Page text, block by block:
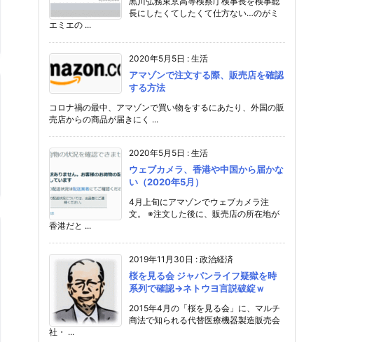
長にしたくてしたくて仕方ない…のがミ
エミエの ...
2020年5月5日 : 生活
アマゾンで注文する際、販売店を確認
する方法
コロナ禍の最中、アマゾンで買い物をするにあたり、外国の販
売店からの商品が届きにく ...
2020年5月5日 : 生活
ウェブカメラ、香港や中国から届かな
い（2020年5月）
4月上旬にアマゾンでウェブカメラ注
文。 ※注文した後に、販売店の所在地が
香港だと ...
2019年11月30日 : 政治経済
桜を見る会 ジャパンライフ疑獄を時
系列で確認→ネトウヨ言説破綻ｗ
2015年4月の「桜を見る会」に、マルチ
商法で知られる代替医療機器製造販売会
社・ ...